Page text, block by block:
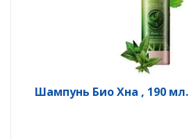
Шампунь Био Хна , 190 мл.